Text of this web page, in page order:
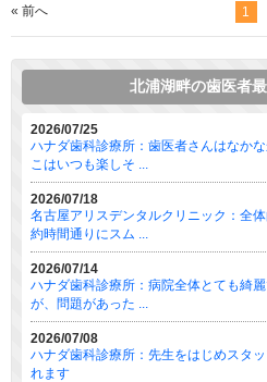
« 前へ 1
北浦湖畔の歯医者
2026/07/25
ハナダ歯科診療所：歯医者さんはなか
こはいつも楽しそ ...
2026/07/18
名古屋アリスデンタルクリニック：全
約時間通りにスム ...
2026/07/14
ハナダ歯科診療所：病院全体とても綺
が、問題があった ...
2026/07/08
ハナダ歯科診療所：先生をはじめスタ
れます